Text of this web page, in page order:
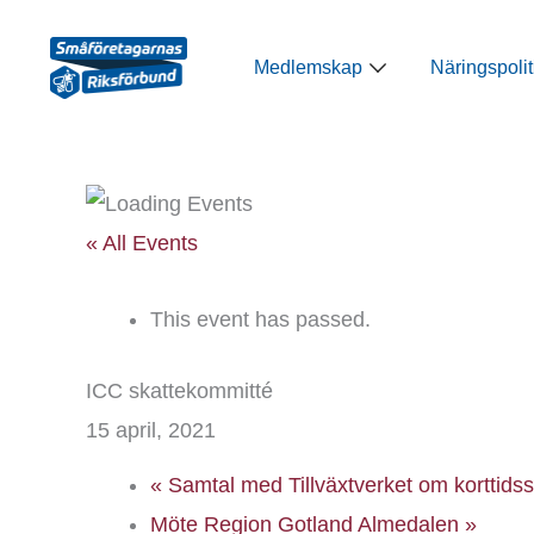
innehåll
Medlemskap Öppna
« All Events
This event has passed.
ICC skattekommitté
15 april, 2021
« Samtal med Tillväxtverket om
Möte Region Gotland Almedalen »